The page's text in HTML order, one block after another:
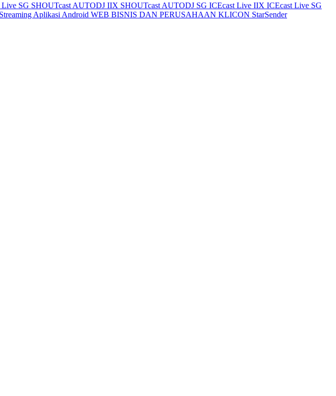
Live SG SHOUTcast AUTODJ IIX SHOUTcast AUTODJ SG ICEcast Live IIX ICEcast Live SG
Aplikasi Android WEB BISNIS DAN PERUSAHAAN KLICON StarSender